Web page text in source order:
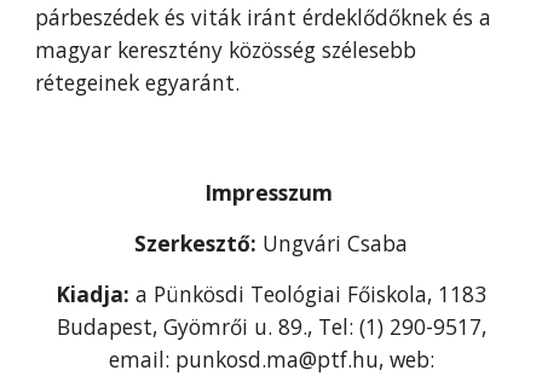
párbeszédek és viták iránt érdeklődőknek és a
magyar keresztény közösség szélesebb
rétegeinek egyaránt.
Impresszum
Szerkesztő: Ungvári Csaba
Kiadja: a Pünkösdi Teológiai Főiskola, 1183
Budapest, Gyömrői u. 89., Tel: (1) 290-9517,
email: punkosd.ma@ptf.hu, web: